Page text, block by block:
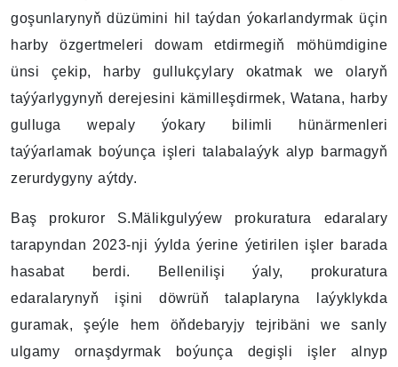
goşunlarynyň düzümini hil taýdan ýokarlandyrmak üçin
harby özgertmeleri dowam etdirmegiň möhümdigine
ünsi çekip, harby gullukçylary okatmak we olaryň
taýýarlygynyň derejesini kämilleşdirmek, Watana, harby
gulluga wepaly ýokary bilimli hünärmenleri
taýýarlamak boýunça işleri talabalaýyk alyp barmagyň
zerurdygyny aýtdy.
Baş prokuror S.Mälikgulyýew prokuratura edaralary
tarapyndan 2023-nji ýylda ýerine ýetirilen işler barada
hasabat berdi. Bellenilişi ýaly, prokuratura
edaralarynyň işini döwrüň talaplaryna laýyklykda
guramak, şeýle hem öňdebaryjy tejribäni we sanly
ulgamy ornaşdyrmak boýunça degişli işler alnyp